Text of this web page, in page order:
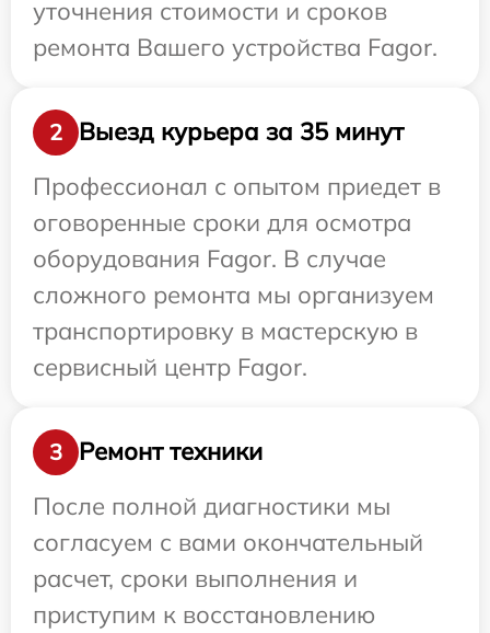
уточнения стоимости и сроков
ремонта Вашего устройства Fagor.
2
Выезд курьера за 35 минут
Профессионал с опытом приедет в
оговоренные сроки для осмотра
оборудования Fagor. В случае
сложного ремонта мы организуем
транспортировку в мастерскую в
сервисный центр Fagor.
3
Ремонт техники
После полной диагностики мы
согласуем с вами окончательный
расчет, сроки выполнения и
приступим к восстановлению